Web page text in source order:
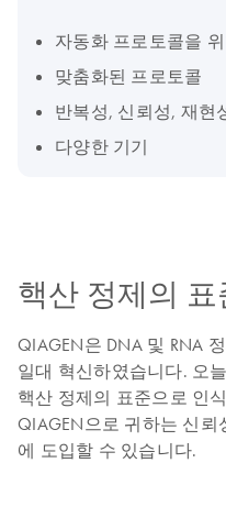
자동화 프로토콜을
맞춤화된 프로토콜
반복성, 신뢰성, 재현
다양한 기기
핵산 정제의 표
QIAGEN은 DNA 및 RNA
일대 혁신하였습니다. 오
핵산 정제의 표준으로 인
QIAGEN으로 귀하는 신
에 도입할 수 있습니다.